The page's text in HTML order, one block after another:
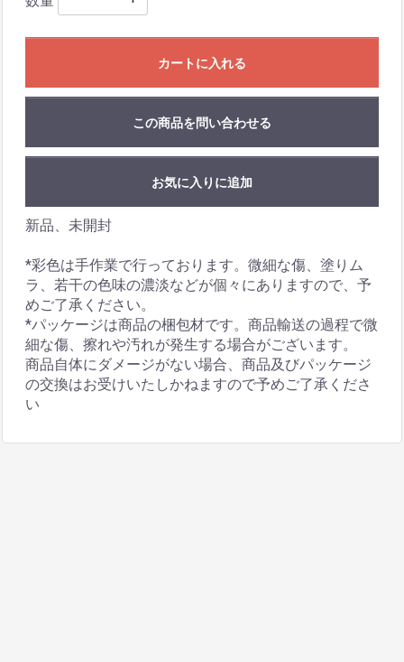
カートに入れる
この商品を問い合わせる
お気に入りに追加
新品、未開封
*彩色は手作業で行っております。微細な傷、塗りム
ラ、若干の色味の濃淡などが個々にありますので、予
めご了承ください。
*パッケージは商品の梱包材です。商品輸送の過程で微
細な傷、擦れや汚れが発生する場合がございます。
商品自体にダメージがない場合、商品及びパッケージ
の交換はお受けいたしかねますので予めご了承くださ
い